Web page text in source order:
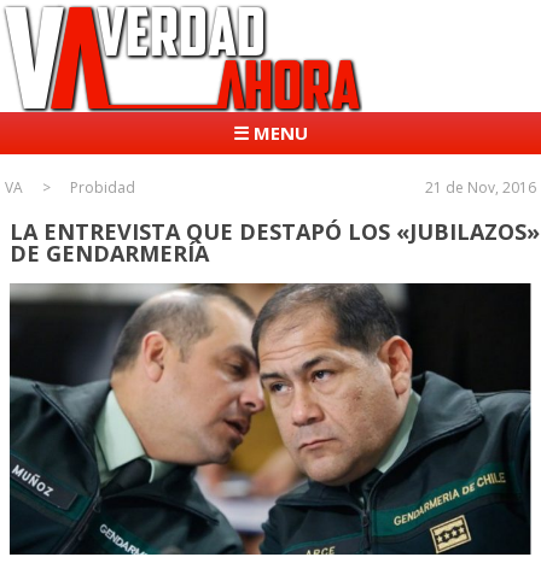
☰ MENU
VA Probidad 21 de Nov, 2016
LA ENTREVISTA QUE DESTAPÓ LOS «JUBILAZOS»
DE GENDARMERÍA